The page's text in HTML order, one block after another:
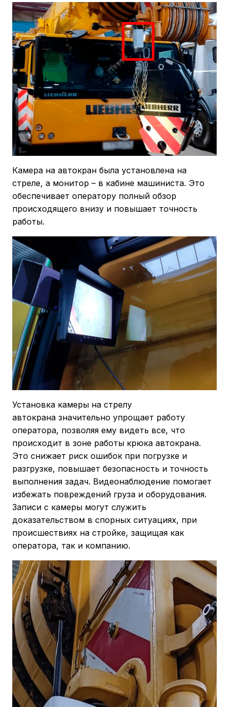
Камера на автокран была установлена на
стреле, а монитор – в кабине машиниста. Это
обеспечивает оператору полный обзор
происходящего внизу и повышает точность
работы.
Установка камеры на стрелу
автокрана значительно упрощает работу
оператора, позволяя ему видеть все, что
происходит в зоне работы крюка автокрана.
Это снижает риск ошибок при погрузке и
разгрузке, повышает безопасность и точность
выполнения задач. Видеонаблюдение помогает
избежать повреждений груза и оборудования.
Записи с камеры могут служить
доказательством в спорных ситуациях, при
происшествиях на стройке, защищая как
оператора, так и компанию.